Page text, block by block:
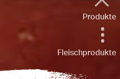
Produkte
Fleischprodukte